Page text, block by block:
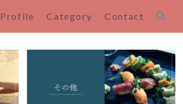
Profile Category Contact